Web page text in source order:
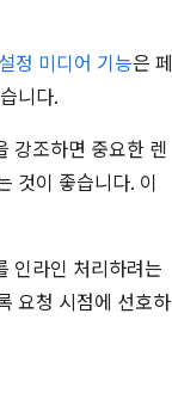
정 미디어 기능은 페
니다.
강조하면 중요한 렌
것이 좋습니다. 이
인라인 처리하려는
요청 시점에 선호하